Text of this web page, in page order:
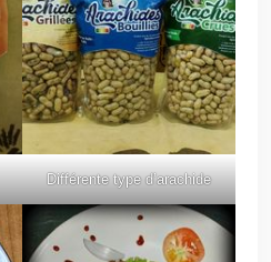
Différente type d’arachide